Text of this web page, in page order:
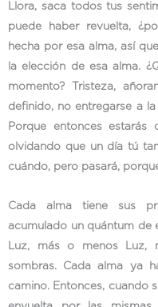
Llora, saca todos tus
puede haber revuelta,
hecha por esa alma, así
la elección de esa alma.
momento? Tristeza,
definido, no entregarse a
Porque entonces
olvidando que un día tú
cuándo, pero pasará,
Cada alma tiene sus
acumulado un quántum de
Luz, más o menos Luz,
sombras. Cada alma ya
camino. Entonces, cuando